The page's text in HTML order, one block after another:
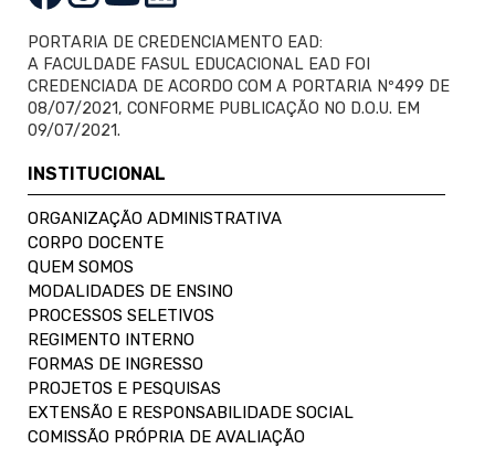
PORTARIA DE CREDENCIAMENTO EAD:
A FACULDADE FASUL EDUCACIONAL EAD FOI
CREDENCIADA DE ACORDO COM A PORTARIA Nº499 DE
08/07/2021, CONFORME PUBLICAÇÃO NO D.O.U. EM
09/07/2021.
INSTITUCIONAL
ORGANIZAÇÃO ADMINISTRATIVA
CORPO DOCENTE
QUEM SOMOS
MODALIDADES DE ENSINO
PROCESSOS SELETIVOS
REGIMENTO INTERNO
FORMAS DE INGRESSO
PROJETOS E PESQUISAS
EXTENSÃO E RESPONSABILIDADE SOCIAL
COMISSÃO PRÓPRIA DE AVALIAÇÃO